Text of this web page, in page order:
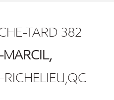
TARD 382